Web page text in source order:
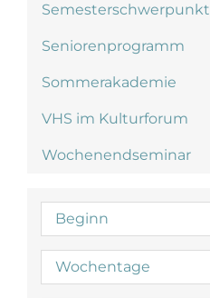
Semesterschwerpunkt
Seniorenprogramm
Sommerakademie
VHS im Kulturforum
Wochenendseminar
Beginn
Wochentage